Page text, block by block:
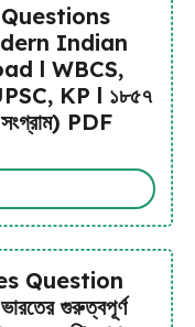
Indian
l WBCS,
KP l ১৮৫৭
সংগ্রাম) PDF
Question
গুরুত্বপূর্ণ